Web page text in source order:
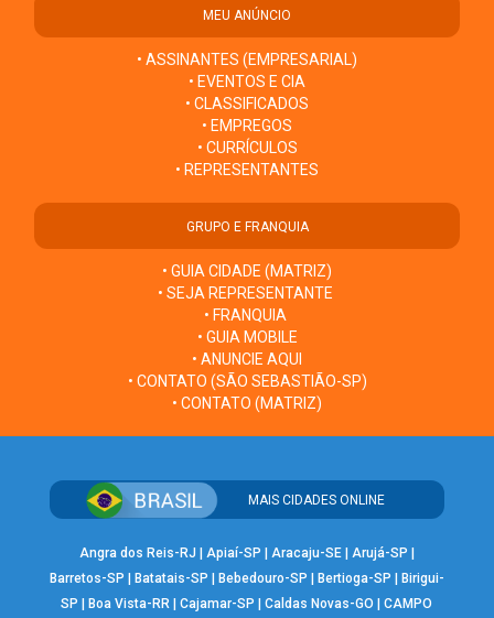
MEU ANÚNCIO
• ASSINANTES (EMPRESARIAL)
• EVENTOS E CIA
• CLASSIFICADOS
• EMPREGOS
• CURRÍCULOS
• REPRESENTANTES
GRUPO E FRANQUIA
• GUIA CIDADE (MATRIZ)
• SEJA REPRESENTANTE
• FRANQUIA
• GUIA MOBILE
• ANUNCIE AQUI
• CONTATO (SÃO SEBASTIÃO-SP)
• CONTATO (MATRIZ)
MAIS CIDADES ONLINE
Angra dos Reis-RJ | Apiaí-SP | Aracaju-SE| Arujá-SP |
Barretos-SP | Batatais-SP | Bebedouro-SP | Bertioga-SP | Birigui-
SP |Boa Vista-RR |Cajamar-SP |Caldas Novas-GO |CAMPO